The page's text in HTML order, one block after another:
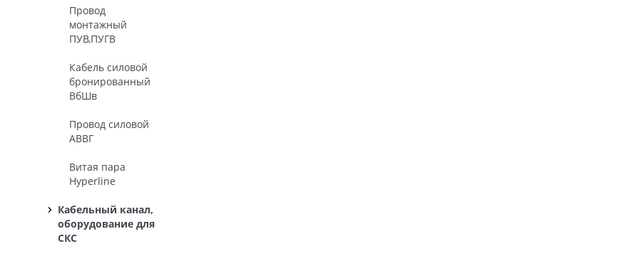
Провод
монтажный
ПУВ,ПУГВ
Кабель силовой
бронированный
ВбШв
Провод силовой
АВВГ
Витая пара
Hyperline
Кабельный канал,
оборудование для
СКС